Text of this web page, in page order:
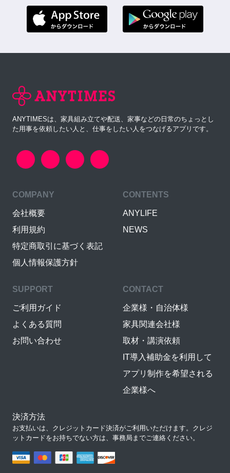
ANYTIMESは、家具組み立てや配送、家事などの日常のちょっとし
た用事を依頼したい人と、仕事をしたい人をつなげるアプリです。
COMPANY
会社概要
利用規約
特定商取引に基づく表記
個人情報保護方針
CONTENTS
ANYLIFE
NEWS
SUPPORT
ご利用ガイド
よくある質問
お問い合わせ
CONTACT
企業様・自治体様
家具関連会社様
取材・講演依頼
IT導入補助金を利用して
アプリ制作を希望される
企業様へ
決済方法
お支払いは、クレジットカード決済がご利用いただけます。クレジ
ットカードをお持ちでない方は、事務局までご連絡ください。